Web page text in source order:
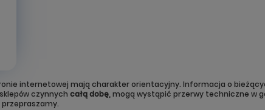
internetowej mają charakter orientacyjny. Informacja o
czynnych całą dobę,mogą wystąpić przerwy techniczne w